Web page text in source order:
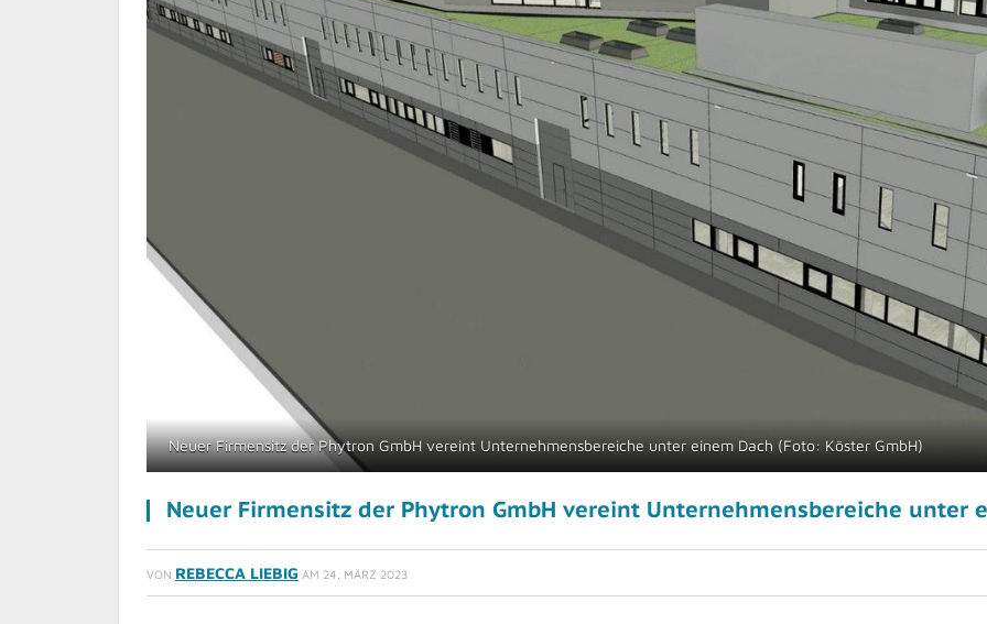
Neuer Firmensitz der Phytron GmbH vereint Unternehmensbereiche unter einem Dach (Foto: Köster GmbH)
Neuer Firmensitz der Phytron GmbH vereint Unternehmensbereiche unter
VON REBECCA LIEBIG AM 24. MÄRZ 2023